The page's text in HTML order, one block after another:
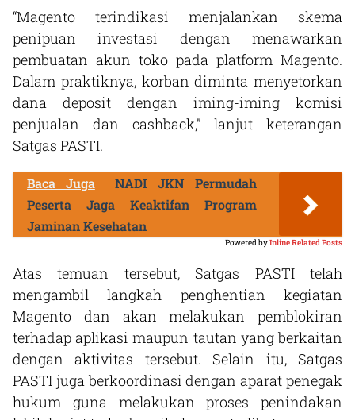
“Magento terindikasi menjalankan skema
penipuan investasi dengan menawarkan
pembuatan akun toko pada platform Magento.
Dalam praktiknya, korban diminta menyetorkan
dana deposit dengan iming-iming komisi
penjualan dan cashback,” lanjut keterangan
Satgas PASTI.
Baca Juga
NADI JKN Permudah
Peserta Jaga Keaktifan Program
Jaminan Kesehatan
Powered byInline Related Posts
Atas temuan tersebut, Satgas PASTI telah
mengambil langkah penghentian kegiatan
Magento dan akan melakukan pemblokiran
terhadap aplikasi maupun tautan yang berkaitan
dengan aktivitas tersebut. Selain itu, Satgas
PASTI juga berkoordinasi dengan aparat penegak
hukum guna melakukan proses penindakan